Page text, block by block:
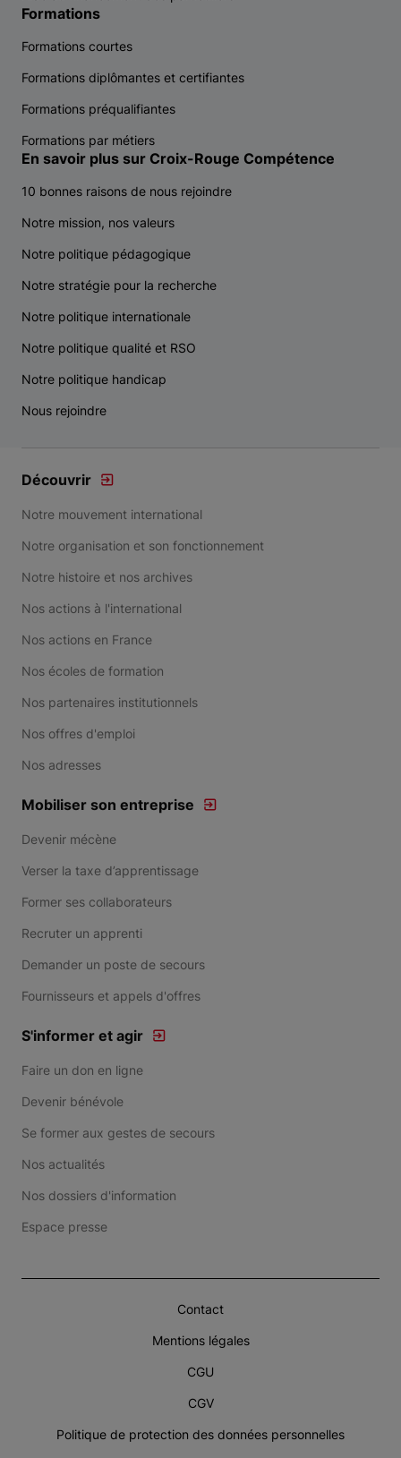
Formations
Formations courtes
Formations diplômantes et certifiantes
Formations préqualifiantes
Formations par métiers
En savoir plus sur Croix-Rouge Compétence
10 bonnes raisons de nous rejoindre
Notre mission, nos valeurs
Notre politique pédagogique
Notre stratégie pour la recherche
Notre politique internationale
Notre politique qualité et RSO
Notre politique handicap
Nous rejoindre
Découvrir
Notre mouvement international
Notre organisation et son fonctionnement
Notre histoire et nos archives
Nos actions à l'international
Nos actions en France
Nos écoles de formation
Nos partenaires institutionnels
Nos offres d'emploi
Nos adresses
Mobiliser son entreprise
Devenir mécène
Verser la taxe d’apprentissage
Former ses collaborateurs
Recruter un apprenti
Demander un poste de secours
Fournisseurs et appels d'offres
S'informer et agir
Faire un don en ligne
Devenir bénévole
Se former aux gestes de secours
Nos actualités
Nos dossiers d'information
Espace presse
Contact
Mentions légales
CGU
CGV
Politique de protection des données personnelles